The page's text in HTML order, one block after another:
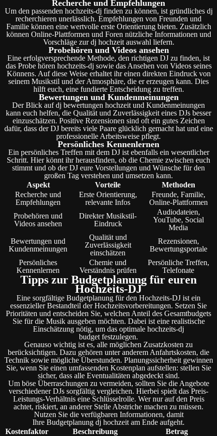
Recherche und Empfehlungen
Um den passenden hochzeits-dj finden zu können, ist gründliches dj
recherchieren unerlässlich. Empfehlungen von Freunden und
Familie können eine wertvolle erste Orientierung bieten. Zusätzlich
können Online-Plattformen und Foren nützliche Informationen und
Vorschläge zur dj hochzeit auswahl liefern.
Probehören und Videos ansehen
Eine erfolgversprechende Methode, den richtigen DJ zu finden, ist
das Probe hören hochzeits-dj sowie das Ansehen von Videos seines
Könnens. Auf diese Weise erhaltet ihr einen direkten Eindruck von
seinem Musikstil und der Atmosphäre, die er erzeugen kann. Dies
hilft euch, eine fundierte Entscheidung zu treffen.
Bewertungen und Kundenmeinungen
Der Blick auf dj bewertungen hochzeit und Kundenmeinungen
kann euch helfen, die Qualität und Zuverlässigkeit eines DJs besser
einzuschätzen. Positive Rezensionen sind oft ein gutes Zeichen
dafür, dass der DJ bereits viele Paare glücklich gemacht hat und eine
professionelle Arbeitsweise pflegt.
Persönliches Kennenlernen
Ein persönliches Treffen mit dem DJ ist ebenfalls ein wesentlicher
Schritt. Hier könnt ihr herausfinden, ob die Chemie zwischen euch
stimmt und ob der DJ eure Vorstellungen und Wünsche für den
großen Tag verstehen und umsetzen kann.
Aspekt
Vorteile
Methoden
Recherche und
Empfehlungen
Erste Orientierung,
relevante Infos
Freunde, Familie,
Online-Plattformen
Probehören und
Videos ansehen
Direkter Musikstil-
Eindruck
Audiodateien,
YouTube, Social
Media
Bewertungen und
Kundenmeinungen
Qualität und
Zuverlässigkeit
einschätzen
Rezensionen,
Bewertungsportale
Persönliches
Kennenlernen
Chemie und
Verständnis prüfen
Persönliche Treffen,
Telefonate
Tipps zur Budgetplanung für euren
Hochzeits-DJ
Eine sorgfältige Budgetplanung für den Hochzeits-DJ ist ein
essenzieller Bestandteil der Hochzeitsvorbereitungen. Setzen Sie
Prioritäten und entscheiden Sie, welchen Anteil des Gesamtbudgets
Sie für die Musik ausgeben möchten. Dabei ist eine realistische
Einschätzung nötig, um das optimale hochzeits-dj
budget festzulegen.
Genauso wichtig ist es, alle möglichen Zusatzkosten zu
berücksichtigen. Dazu gehören unter anderem Anfahrtskosten, die
Technik sowie mögliche Überstunden. Planungssicherheit gewinnen
Sie, wenn Sie einen umfassenden Kostenplan aufstellen: stellen Sie
sicher, dass alle Eventualitäten abgedeckt sind.
Um böse Überraschungen zu vermeiden, sollten Sie die Angebote
verschiedener DJs sorgfältig vergleichen. Hierbei spielt das Preis-
Leistungs-Verhältnis eine Schlüsselrolle. Wer nur auf den Preis
achtet, riskiert, an anderer Stelle Abstriche machen zu müssen.
Nutzen Sie die verfügbaren Informationen, damit
Ihre Budgetplanung dj hochzeit am Ende aufgeht.
Kostenfaktor
Beschreibung
Betrag